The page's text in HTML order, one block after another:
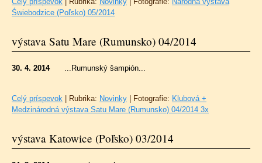
Świebodzice (Poľsko) 05/2014
výstava Satu Mare (Rumunsko) 04/2014
30. 4. 2014 ...Rumunský šampión...
Celý príspevok Rubrika: Novinky Fotografie: Klubová +
Medzinárodná výstava Satu Mare (Rumunsko) 04/2014 3x
výstava Katowice (Poľsko) 03/2014